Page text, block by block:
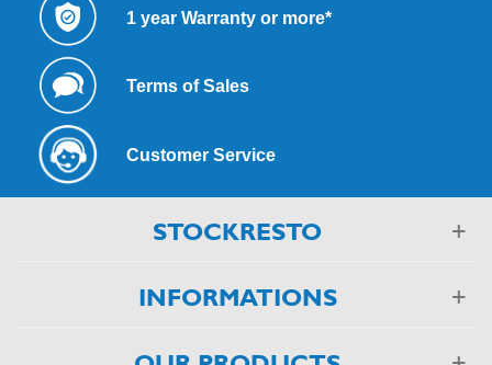
1 year Warranty or more*
Terms of Sales
Customer Service
STOCKRESTO
INFORMATIONS